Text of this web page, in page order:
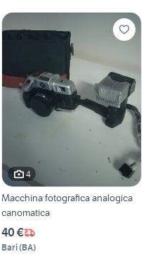
4
Macchina fotografica analogica
canomatica
40 €
Bari(BA)